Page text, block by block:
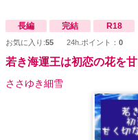
長編 完結 R18
お気に入り:55 24h.ポイント： 0
若き海運王は初恋の花を
ささゆき細雪